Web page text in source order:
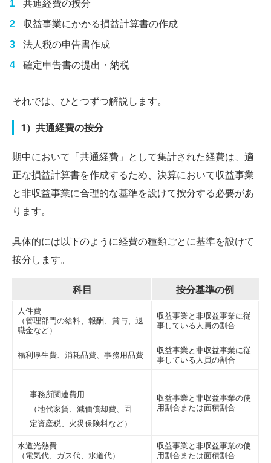
共通経費の按分
収益事業にかかる損益計算書の作成
法人税の申告書作成
確定申告書の提出・納税
それでは、ひとつずつ解説します。
1）共通経費の按分
期中において「共通経費」として集計された経費は、適
正な損益計算書を作成するため、決算において収益事業
と非収益事業に合理的な基準を設けて按分する必要があ
ります。
具体的には以下のように経費の種類ごとに基準を設けて
按分します。
科目 按分基準の例
人件費
（管理部門の給料、報酬、賞与、退
職金など）
収益事業と非収益事業に従
事している人員の割合
福利厚生費、消耗品費、事務用品費
収益事業と非収益事業に従
事している人員の割合
事務所関連費用
（地代家賃、減価償却費、固
定資産税、火災保険料など）
収益事業と非収益事業の使
用割合または面積割合
水道光熱費
（電気代、ガス代、水道代）
収益事業と非収益事業の使
用割合または面積割合